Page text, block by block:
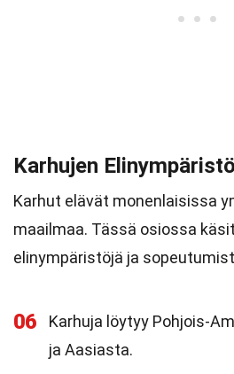
Karhujen Elinympäristö
Karhut elävät monenlaisissa
maailmaa. Tässä osiossa
elinympäristöjä ja
06
Karhuja löytyy Pohjois-
ja Aasiasta.